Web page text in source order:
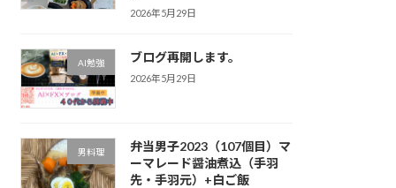
2026年5月29日
AI勉強 ブログ再開します。
2026年5月29日
男料理
弁当男子2023（107個目）マ
ーマレード醤油煮込（手羽
先・手羽元）+白ご飯